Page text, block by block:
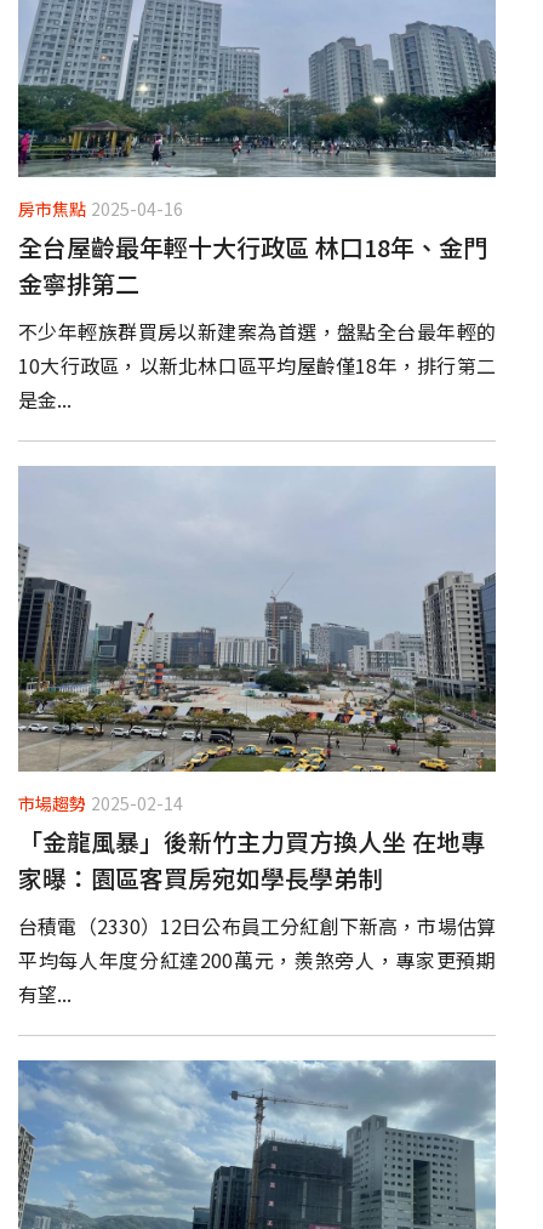
房市焦點 2025-04-16
全台屋齡最年輕十大行政區 林口18年、金門
金寧排第二
不少年輕族群買房以新建案為首選，盤點全台最年輕的
10大行政區，以新北林口區平均屋齡僅18年，排行第二
是金...
市場趨勢 2025-02-14
「金龍風暴」後新竹主力買方換人坐 在地專
家曝：園區客買房宛如學長學弟制
台積電（2330）12日公布員工分紅創下新高，市場估算
平均每人年度分紅達200萬元，羨煞旁人，專家更預期
有望...